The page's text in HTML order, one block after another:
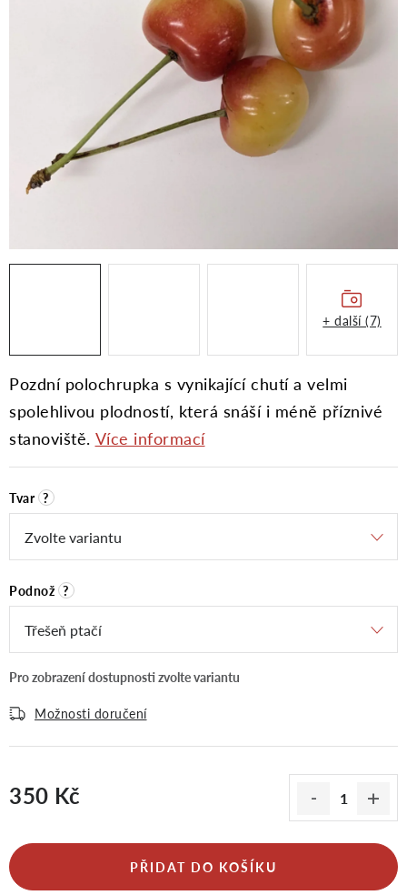
Pozdní polochrupka s vynikající chutí a velmi
spolehlivou plodností, která snáší i méně příznivé
stanoviště. Více informací
Tvar ?
Podnož ?
Možnosti doručení
350 Kč
PŘIDAT DO KOŠÍKU
+ další (7)